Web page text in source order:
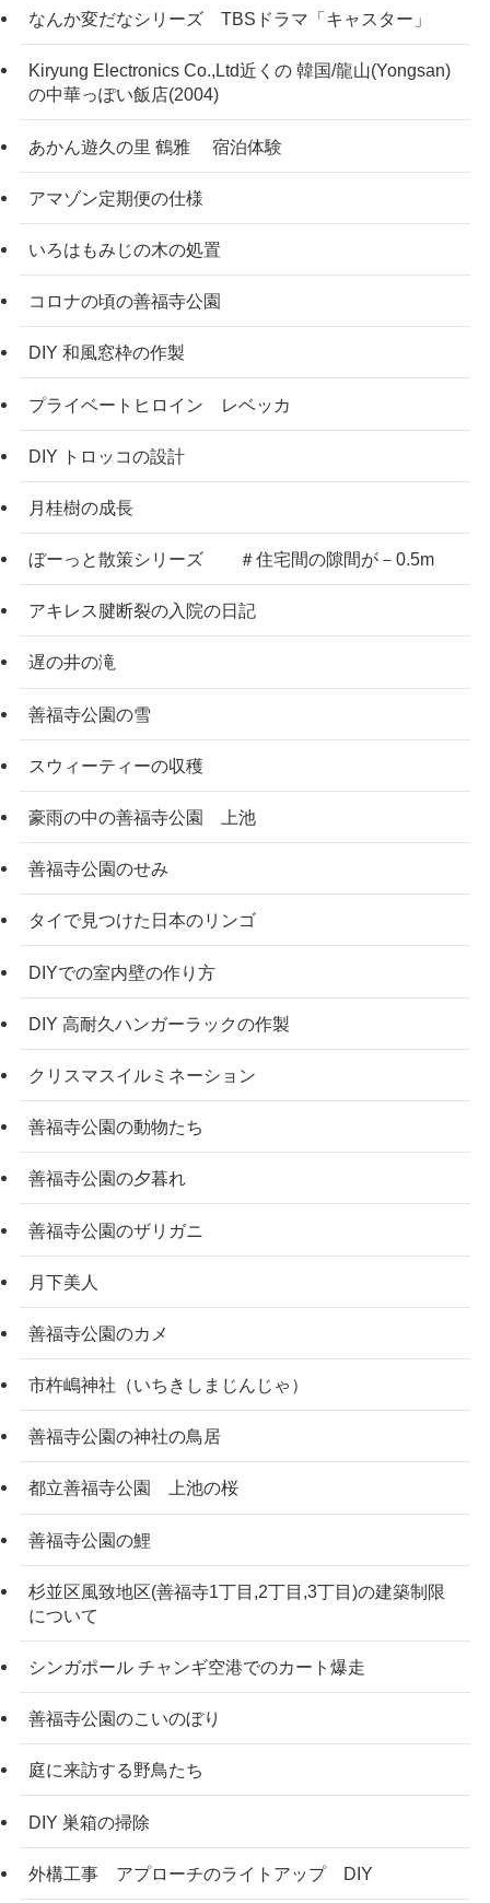
なんか変だなシリーズ TBSドラマ「キャスター」
Kiryung Electronics Co.,Ltd近くの 韓国/龍山(Yongsan)
の中華っぽい飯店(2004)
あかん遊久の里 鶴雅 宿泊体験
アマゾン定期便の仕様
いろはもみじの木の処置
コロナの頃の善福寺公園
DIY 和風窓枠の作製
プライベートヒロイン レベッカ
DIY トロッコの設計
月桂樹の成長
ぼーっと散策シリーズ ＃住宅間の隙間が－0.5m
アキレス腱断裂の入院の日記
遅の井の滝
善福寺公園の雪
スウィーティーの収穫
豪雨の中の善福寺公園 上池
善福寺公園のせみ
タイで見つけた日本のリンゴ
DIYでの室内壁の作り方
DIY 高耐久ハンガーラックの作製
クリスマスイルミネーション
善福寺公園の動物たち
善福寺公園の夕暮れ
善福寺公園のザリガニ
月下美人
善福寺公園のカメ
市杵嶋神社（いちきしまじんじゃ）
善福寺公園の神社の鳥居
都立善福寺公園 上池の桜
善福寺公園の鯉
杉並区風致地区(善福寺1丁目,2丁目,3丁目)の建築制限
について
シンガポール チャンギ空港でのカート爆走
善福寺公園のこいのぼり
庭に来訪する野鳥たち
DIY 巣箱の掃除
外構工事 アプローチのライトアップ DIY